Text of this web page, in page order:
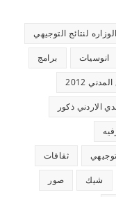
الوزاره لنتائج التوجيهي
انوسيات برامج
2012
الاردني ذكور
توجيهي ثقافات
شيك صور